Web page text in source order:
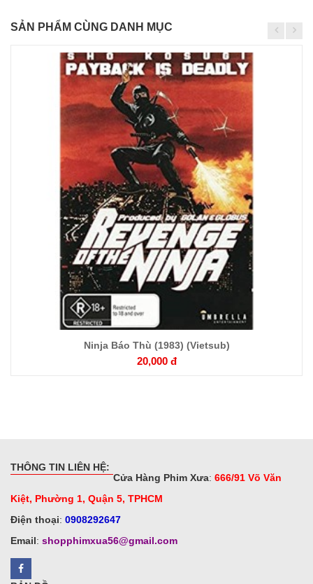
SẢN PHẨM CÙNG DANH MỤC
tiết
Ninja Báo Thù (1983) (Vietsub)
20,000 đ
THÔNG TIN LIÊN HỆ:
Cửa Hàng Phim Xưa: 666/91 Võ Văn
Kiệt, Phường 1, Quận 5, TPHCM
Điện thoại: 0908292647
Email: shopphimxua56@gmail.com